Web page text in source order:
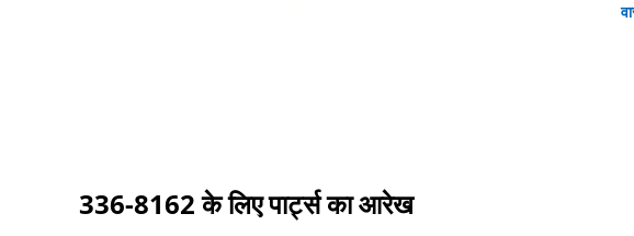
336-8162के लिए पार्ट्स का आरेख